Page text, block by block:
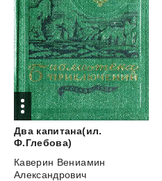
Два капитана(ил.
Ф.Глебова)
Каверин Вениамин
Александрович